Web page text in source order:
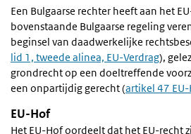
Een Bulgaarse rechter heeft aan het
bovenstaande Bulgaarse regeling
beginsel van daadwerkelijke
lid 1, tweede alinea, EU-Verdrag),
grondrecht op een doeltreffende
een onpartijdig gerecht (artikel 47
EU-Hof
Het EU-Hof oordeelt dat het EU-recht